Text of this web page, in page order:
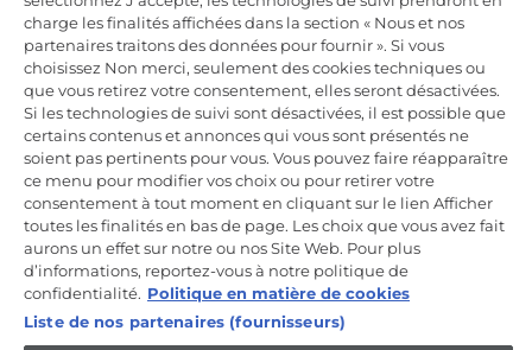
Conditions générales de vente
Conditions d’utilisation du site web
Conditions de livraison
Retours & Remboursement
Droit de rétractation
Modes de paiement
Résolution de conflits
SUPPORT ET VENTE
Promotions
charge les finalités affichées dans la section « Nous et nos
partenaires traitons des données pour fournir ». Si vous
choisissez Non merci, seulement des cookies techniques ou
que vous retirez votre consentement, elles seront désactivées.
Si les technologies de suivi sont désactivées, il est possible que
certains contenus et annonces qui vous sont présentés ne
soient pas pertinents pour vous. Vous pouvez faire réapparaître
ce menu pour modifier vos choix ou pour retirer votre
consentement à tout moment en cliquant sur le lien Afficher
toutes les finalités en bas de page. Les choix que vous avez fait
aurons un effet sur notre ou nos Site Web. Pour plus
d’informations, reportez-vous à notre politique de
confidentialité. Politique en matière de cookies
Liste de nos partenaires (fournisseurs)